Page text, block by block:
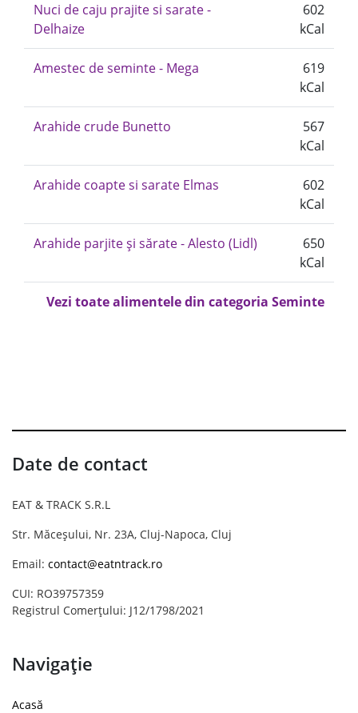
Nuci de caju prajite si sarate -
Delhaize
602
kCal
Amestec de seminte - Mega
619
kCal
Arahide crude Bunetto
567
kCal
Arahide coapte si sarate Elmas
602
kCal
Arahide parjite și sărate - Alesto (Lidl)
650
kCal
Vezi toate alimentele din categoria Seminte
Date de contact
EAT & TRACK S.R.L
Str. Măceșului, Nr. 23A, Cluj-Napoca, Cluj
Email: contact@eatntrack.ro
CUI: RO39757359
Registrul Comerțului: J12/1798/2021
Navigație
Acasă